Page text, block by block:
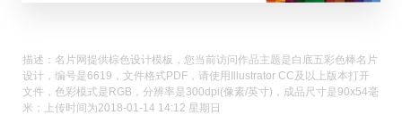
描述：名片网提供棕色设计模板，您当前访问作品主题是白底五彩色棒名片
设计，编号是6619，文件格式PDF，请使用Illustrator CC及以上版本打开
文件，色彩模式是RGB，分辨率是300dpi(像素/英寸)，成品尺寸是90x54毫
米；上传时间为2018-01-14 14:12 星期日